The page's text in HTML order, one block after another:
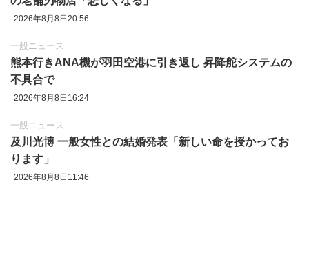
2026年8月8日20:56
一般ニュース
熊本行きANA機が羽田空港に引き返し 昇降舵システムの
不具合で
2026年8月8日16:24
一般ニュース
及川光博 一般女性との結婚発表「新しい命を授かってお
ります」
2026年8月8日11:46